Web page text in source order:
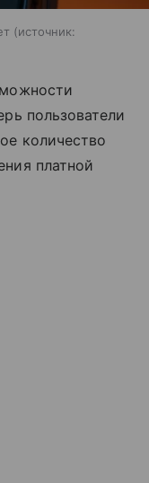
источник:
пользователи
количество
платной